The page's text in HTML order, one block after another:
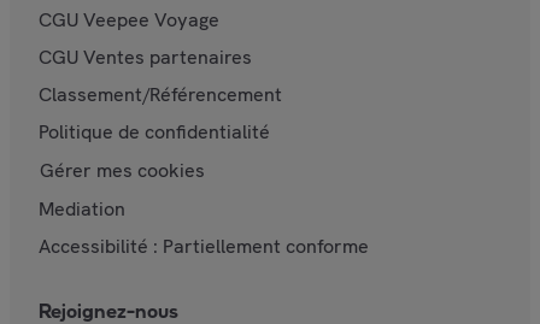
CGU Veepee Voyage
CGU Ventes partenaires
Classement/Référencement
Politique de confidentialité
Gérer mes cookies
Mediation
Accessibilité : Partiellement conforme
Rejoignez-nous